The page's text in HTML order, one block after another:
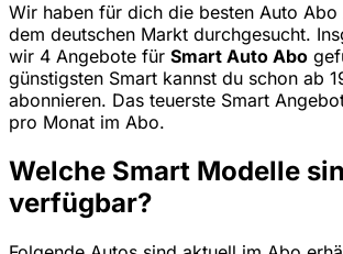
Wir haben für dich die besten Auto
dem deutschen Markt durchgesucht.
wir 4 Angebote für Smart Auto Abo
günstigsten Smart kannst du schon ab
abonnieren. Das teuerste Smart
pro Monat im Abo.
Welche Smart Modelle
verfügbar?